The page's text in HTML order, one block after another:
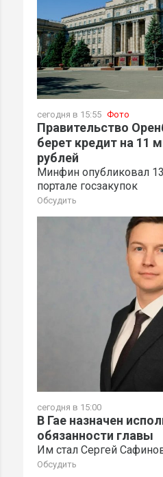
сегодня в 15:55 Фото
Правительство
берет кредит на 11
рублей
Минфин опубликовал
портале госзакупок
Обсудить
сегодня в 15:00
В Гае назначен
обязанности главы
Им стал Сергей
Обсудить